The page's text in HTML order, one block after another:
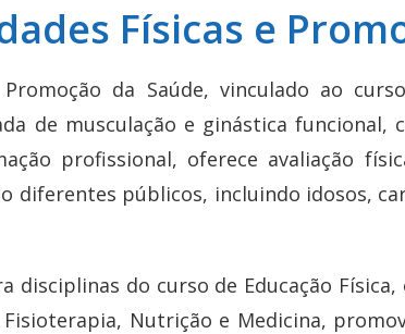
Físicas e
da Saúde, vinculado ao
de musculação e ginástica funcional,
profissional, oferece avaliação
diferentes públicos, incluindo idosos,
disciplinas do curso de Educação
Fisioterapia, Nutrição e Medicina,